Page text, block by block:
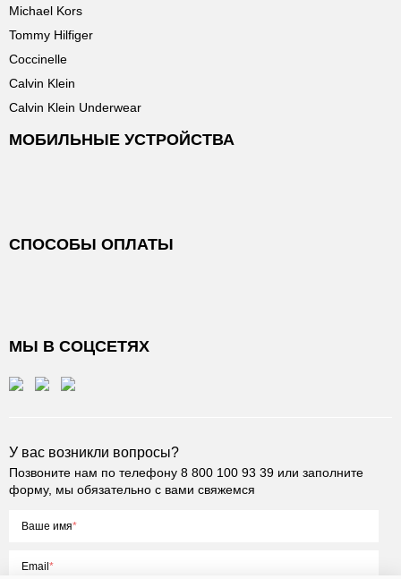
Michael Kors
Tommy Hilfiger
Coccinelle
Calvin Klein
Calvin Klein Underwear
МОБИЛЬНЫЕ УСТРОЙСТВА
СПОСОБЫ ОПЛАТЫ
МЫ В СОЦСЕТЯХ
У вас возникли вопросы?
Позвоните нам по телефону 8 800 100 93 39 или заполните
форму, мы обязательно с вами свяжемся
Ваше имя
Email